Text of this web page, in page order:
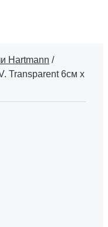
Hartmann /
Transparent 6см х